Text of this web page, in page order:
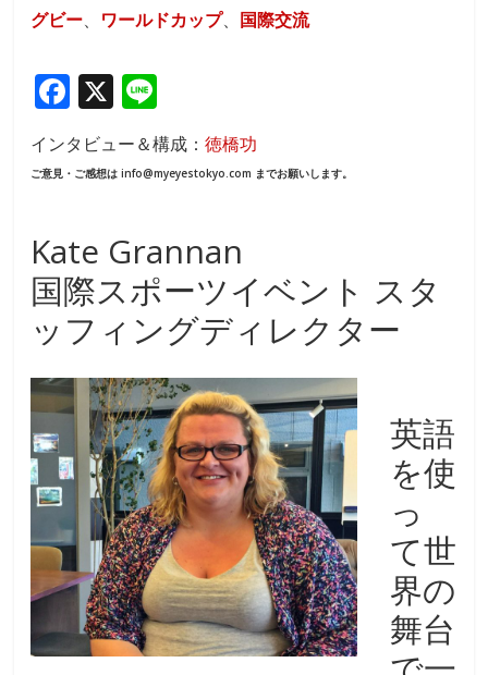
グビー、 ワールドカップ、 国際交流
F
ac
e
o
o
k
X
n
e
インタビュー＆構成：徳橋功
ご意見・ご感想は info@myeyestokyo.com までお願いします。
Kate Grannan
国際スポーツイベント スタ
ッフィングディレクター
英語
を使
っ
て世
界の
舞台